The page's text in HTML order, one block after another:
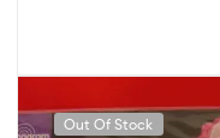
Out Of Stock